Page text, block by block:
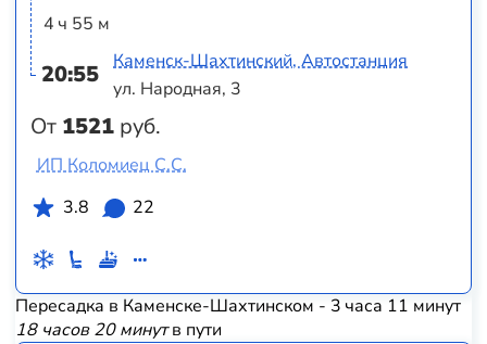
4 ч 55 м
20:55
От 1521 руб.
Каменск-Шахтинский, Автостанция
ул. Народная, 3
ИП Коломиец С.С.
3.8
22
Пересадка в Каменске-Шахтинском - 3 часа 11 минут
18 часов 20 минутв пути